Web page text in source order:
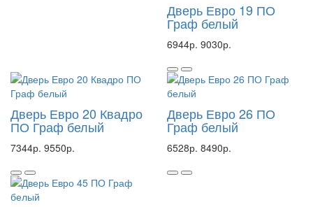
Дверь Евро 19 ПО
Граф белый
6944р. 9030р.
Дверь Евро 20 Квадро
ПО Граф белый
7344р. 9550р.
Дверь Евро 26 ПО
Граф белый
6528р. 8490р.